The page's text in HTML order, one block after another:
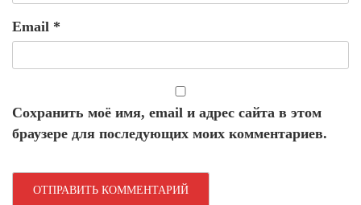
Email *
Сохранить моё имя, email и адрес сайта в этом
браузере для последующих моих комментариев.